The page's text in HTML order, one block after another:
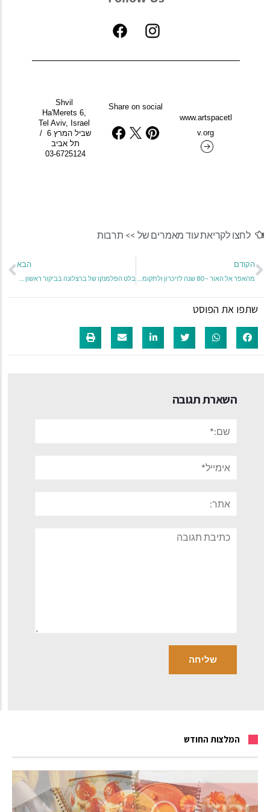
Shvil
Ha'Merets 6,
Tel Aviv, Israel
/ שביל המרץ 6
תל אביב
03-6725124
Share on social
www.artspacetl
v.org
לחצו לקריאת עוד מאמרים של >> תרבות
הקודם הבא
שתפו את הפוסט
השארת תגובה
תגובה
המלצות החודש